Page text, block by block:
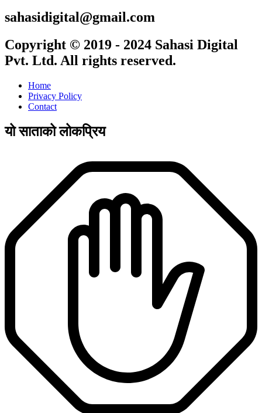
sahasidigital@gmail.com
Copyright © 2019 - 2024 Sahasi Digital
Pvt. Ltd. All rights reserved.
Home
Privacy Policy
Contact
यो साताको लोकप्रिय